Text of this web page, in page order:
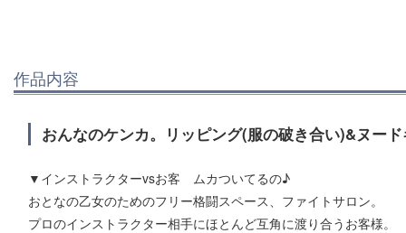
作品内容
おんなのケンカ。リッピング(服の破き合い)&ヌー
▼インストラクターvsお客 ムカついてるの♪
おとなの乙女のためのフリー格闘スペース、ファイトサロン。
プロのインストラクター相手にほとんど互角に渡り合うお客様。